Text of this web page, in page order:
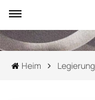
Heim